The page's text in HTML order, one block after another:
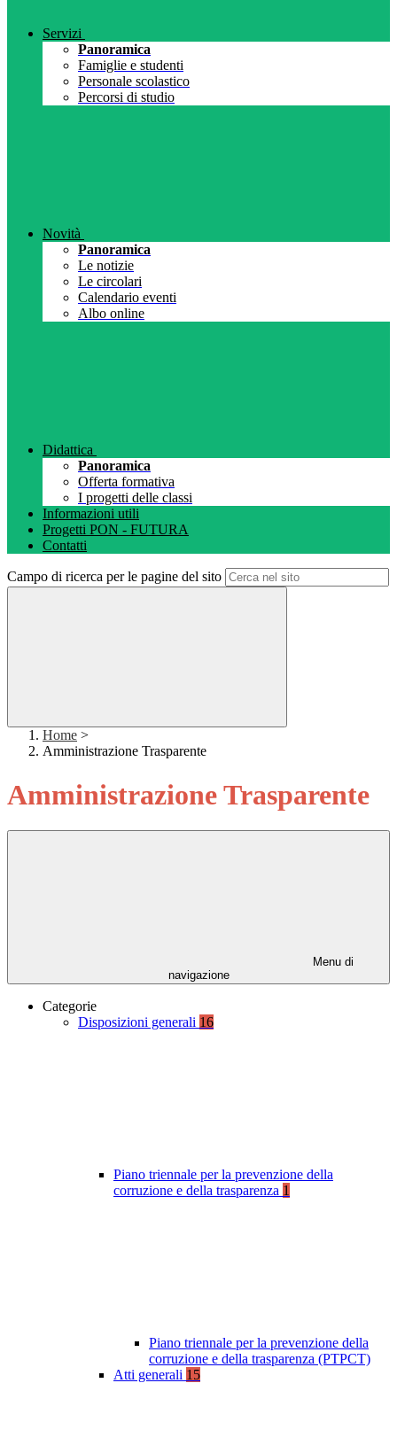
Servizi
Panoramica
Famiglie e studenti
Personale scolastico
Percorsi di studio
Novità
Panoramica
Le notizie
Le circolari
Calendario eventi
Albo online
Didattica
Panoramica
Offerta formativa
I progetti delle classi
Informazioni utili
Progetti PON - FUTURA
Contatti
Campo di ricerca per le pagine del sito
Home >
Amministrazione Trasparente
Amministrazione Trasparente
Menu di
navigazione
Categorie
Disposizioni generali 16
Piano triennale per la prevenzione della
corruzione e della trasparenza 1
Piano triennale per la prevenzione della
corruzione e della trasparenza (PTPCT)
Atti generali 15